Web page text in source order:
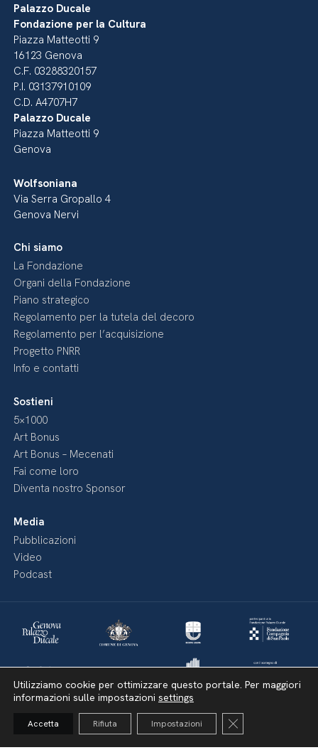
Palazzo Ducale
Fondazione per la Cultura
Piazza Matteotti 9
16123 Genova
C.F. 03288320157
P.I. 03137910109
C.D. A4707H7
Palazzo Ducale
Piazza Matteotti 9
Genova
Wolfsoniana
Via Serra Gropallo 4
Genova Nervi
Chi siamo
La Fondazione
Organi della Fondazione
Piano strategico
Regolamento per la tutela del decoro
Regolamento per l’acquisizione
Progetto PNRR
Info e contatti
Sostieni
5×1000
Art Bonus
Art Bonus – Mecenati
Fai come loro
Diventa nostro Sponsor
Media
Pubblicazioni
Video
Podcast
Utilizziamo cookie per ottimizzare questo portale. Per maggiori
informazioni sulle impostazioni settings
Accetta Rifiuta Impostazioni Close GDPR